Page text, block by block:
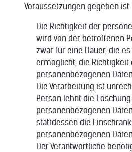
Voraussetzungen gegeben ist:
Die Richtigkeit der
wird von der betroffenen
zwar für eine Dauer, die
ermöglicht, die Richtigkeit
personenbezogenen
Die Verarbeitung ist
Person lehnt die
personenbezogenen
stattdessen die
personenbezogenen Daten.
Der Verantwortliche